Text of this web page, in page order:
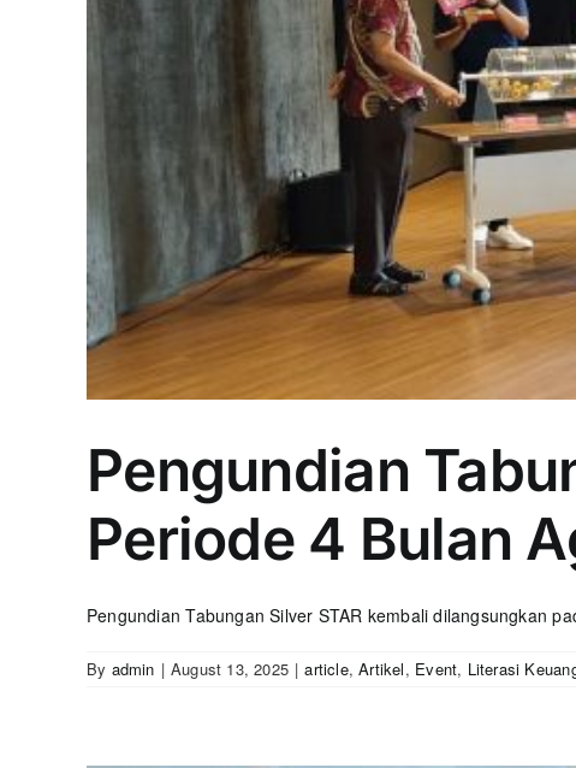
Pengundian
Periode 4 Bulan
Pengundian Tabungan Silver STAR kembali dilangsungkan
By admin | August 13, 2025 | article,Artikel, Event, Literasi